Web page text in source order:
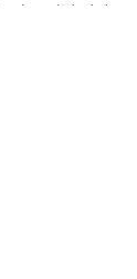
la calidad de